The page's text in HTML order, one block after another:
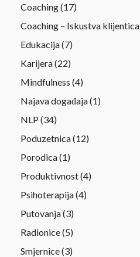
Coaching(17)
Coaching – Iskustva klijentica
Edukacija(7)
Karijera(22)
Mindfulness (4)
Najava događaja(1)
NLP (34)
Poduzetnica(12)
Porodica(1)
Produktivnost(4)
Psihoterapija(4)
Putovanja(3)
Radionice(5)
Smjernice(3)